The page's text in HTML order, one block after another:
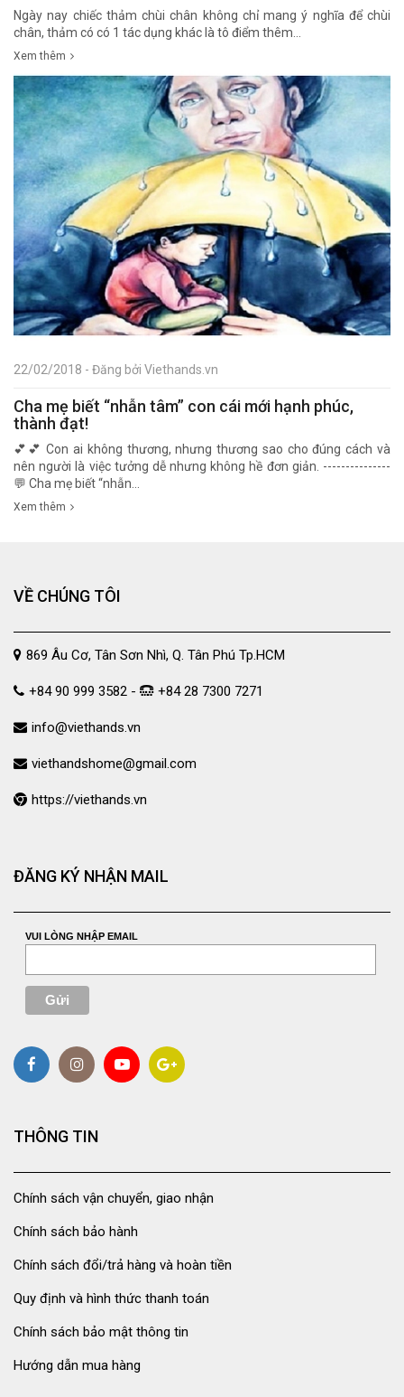
Ngày nay chiếc thảm chùi chân không chỉ mang ý nghĩa để chùi
chân, thảm có có 1 tác dụng khác là tô điểm thêm...
Xem thêm
22/02/2018 - Đăng bởi Viethands.vn
Cha mẹ biết “nhẫn tâm” con cái mới hạnh phúc,
thành đạt!
💕💕 Con ai không thương, nhưng thương sao cho đúng cách và
nên người là việc tưởng dễ nhưng không hề đơn giản. ---------------
💬 Cha mẹ biết “nhẫn...
Xem thêm
VỀ CHÚNG TÔI
869 Âu Cơ, Tân Sơn Nhì, Q. Tân Phú Tp.HCM
+84 90 999 3582 - +84 28 7300 7271
info@viethands.vn
viethandshome@gmail.com
https://viethands.vn
ĐĂNG KÝ NHẬN MAIL
VUI LÒNG NHẬP EMAIL
THÔNG TIN
Chính sách vận chuyển, giao nhận
Chính sách bảo hành
Chính sách đổi/trả hàng và hoàn tiền
Quy định và hình thức thanh toán
Chính sách bảo mật thông tin
Hướng dẫn mua hàng